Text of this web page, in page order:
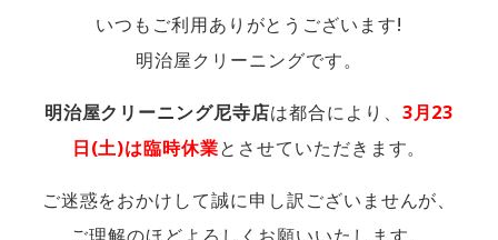
いつもご利用ありがとうございます!
明治屋クリーニングです。
明治屋クリーニング尼寺店は都合により、 3月23
日(土)は臨時休業とさせていただきます。
ご迷惑をおかけして誠に申し訳ございませんが、